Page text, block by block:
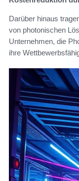
Darüber hinaus
von photonischen
Unternehmen, die
ihre